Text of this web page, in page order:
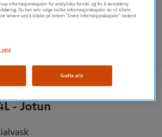
- Jotun
informasjonskapsler for analytiske formål, og for å skreddersy
Du kan selv velge hvilke informasjonskapsler du vil tillate
senere ved å klikke på lenken "Endre informasjonskapsler" nederst
valg
Godta alle